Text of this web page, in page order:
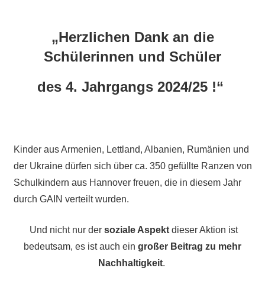
„Herzlichen Dank an die
Schülerinnen und Schüler
des 4. Jahrgangs 2024/25 !“
Kinder aus Armenien, Lettland, Albanien, Rumänien und
der Ukraine dürfen sich über ca. 350 gefüllte Ranzen von
Schulkindern aus Hannover freuen, die in diesem Jahr
durch GAIN verteilt wurden.
Und nicht nur der soziale Aspekt dieser Aktion ist
bedeutsam, es ist auch ein großer Beitrag zu mehr
Nachhaltigkeit.